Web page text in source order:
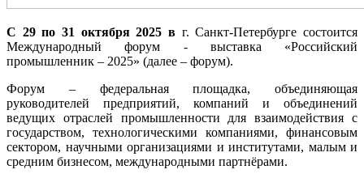
С 29 по 31 октября 2025 в г. Санкт-Петербурге состоится
Международный форум - выставка «Российский
промышленник – 2025» (далее – форум).
Форум – федеральная площадка, объединяющая
руководителей предприятий, компаний и объединений
ведущих отраслей промышленности для взаимодействия с
государством, технологическими компаниями, финансовым
сектором, научными организациями и институтами, малым и
средним бизнесом, международными партнёрами.